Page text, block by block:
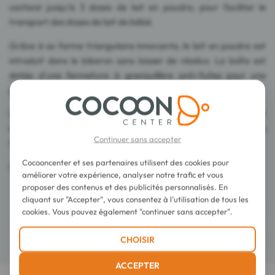
contenir jusqu'à 3 doses de lait en poudre, pour faciliter le
transport des doses de lait de bébé.
Grâce à sa forme triangulaire innovante, le lait en poudre est
introduit dans le biberon sans laisser de résidus. La boîte est
dotée d'une fermeture à grenouillère anti-fuites pour une
grande facilité d'ouverture, de remplissage et de fermeture.
Idéale pour les parents actifs et pour les sorties, cette boîte sert
également à ranger de petits en-cas, des sucettes et des
Quantité par dose : jusqu'à 40 g. 0% BPA.
Conseils d'utilisation
Continuer sans accepter
Cocooncenter et ses partenaires utilisent des cookies pour
améliorer votre expérience, analyser notre trafic et vous
proposer des contenus et des publicités personnalisés. En
cliquant sur "Accepter", vous consentez à l'utilisation de tous les
cookies. Vous pouvez également "continuer sans accepter".
CHOISIR
ACCEPTER